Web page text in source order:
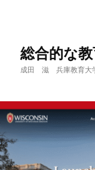
へ
移
動
移
動
総合的な
成田 滋 兵庫教育大